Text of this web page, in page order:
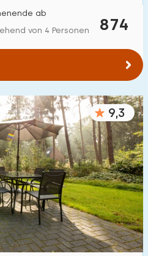
874
ab
von 4 Personen
9,3